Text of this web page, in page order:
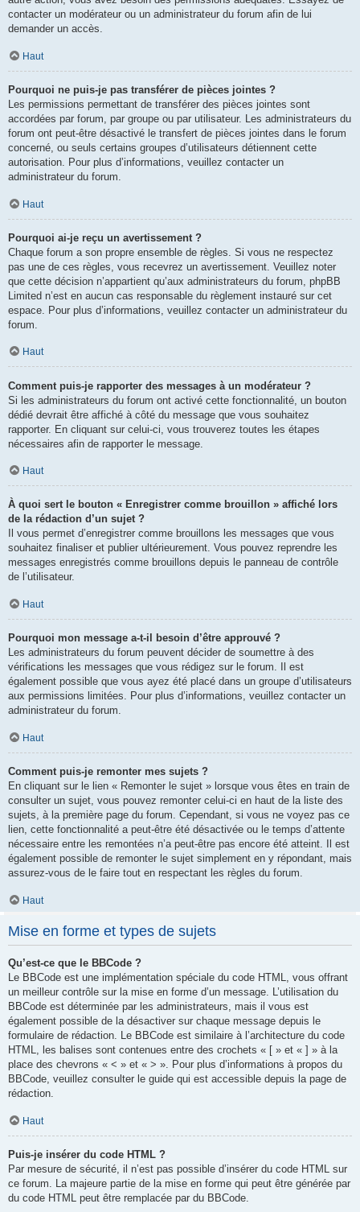
contacter un modérateur ou un administrateur du forum afin de lui
demander un accès.
Haut
Pourquoi ne puis-je pas transférer de pièces jointes ?
Les permissions permettant de transférer des pièces jointes sont
accordées par forum, par groupe ou par utilisateur. Les administrateurs du
forum ont peut-être désactivé le transfert de pièces jointes dans le forum
concerné, ou seuls certains groupes d’utilisateurs détiennent cette
autorisation. Pour plus d’informations, veuillez contacter un
administrateur du forum.
Haut
Pourquoi ai-je reçu un avertissement ?
Chaque forum a son propre ensemble de règles. Si vous ne respectez
pas une de ces règles, vous recevrez un avertissement. Veuillez noter
que cette décision n’appartient qu’aux administrateurs du forum, phpBB
Limited n’est en aucun cas responsable du règlement instauré sur cet
espace. Pour plus d’informations, veuillez contacter un administrateur du
forum.
Haut
Comment puis-je rapporter des messages à un modérateur ?
Si les administrateurs du forum ont activé cette fonctionnalité, un bouton
dédié devrait être affiché à côté du message que vous souhaitez
rapporter. En cliquant sur celui-ci, vous trouverez toutes les étapes
nécessaires afin de rapporter le message.
Haut
À quoi sert le bouton « Enregistrer comme brouillon » affiché lors
de la rédaction d’un sujet ?
Il vous permet d’enregistrer comme brouillons les messages que vous
souhaitez finaliser et publier ultérieurement. Vous pouvez reprendre les
messages enregistrés comme brouillons depuis le panneau de contrôle
de l’utilisateur.
Haut
Pourquoi mon message a-t-il besoin d’être approuvé ?
Les administrateurs du forum peuvent décider de soumettre à des
vérifications les messages que vous rédigez sur le forum. Il est
également possible que vous ayez été placé dans un groupe d’utilisateurs
aux permissions limitées. Pour plus d’informations, veuillez contacter un
administrateur du forum.
Haut
Comment puis-je remonter mes sujets ?
En cliquant sur le lien « Remonter le sujet » lorsque vous êtes en train de
consulter un sujet, vous pouvez remonter celui-ci en haut de la liste des
sujets, à la première page du forum. Cependant, si vous ne voyez pas ce
lien, cette fonctionnalité a peut-être été désactivée ou le temps d’attente
nécessaire entre les remontées n’a peut-être pas encore été atteint. Il est
également possible de remonter le sujet simplement en y répondant, mais
assurez-vous de le faire tout en respectant les règles du forum.
Haut
Mise en forme et types de sujets
Qu’est-ce que le BBCode ?
Le BBCode est une implémentation spéciale du code HTML, vous offrant
un meilleur contrôle sur la mise en forme d’un message. L’utilisation du
BBCode est déterminée par les administrateurs, mais il vous est
également possible de la désactiver sur chaque message depuis le
formulaire de rédaction. Le BBCode est similaire à l’architecture du code
HTML, les balises sont contenues entre des crochets « [ » et « ] » à la
place des chevrons « < » et « > ». Pour plus d’informations à propos du
BBCode, veuillez consulter le guide qui est accessible depuis la page de
rédaction.
Haut
Puis-je insérer du code HTML ?
Par mesure de sécurité, il n’est pas possible d’insérer du code HTML sur
ce forum. La majeure partie de la mise en forme qui peut être générée par
du code HTML peut être remplacée par du BBCode.